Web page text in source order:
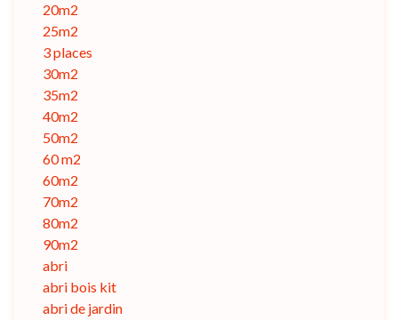
20m2
25m2
3 places
30m2
35m2
40m2
50m2
60 m2
60m2
70m2
80m2
90m2
abri
abri bois kit
abri de jardin